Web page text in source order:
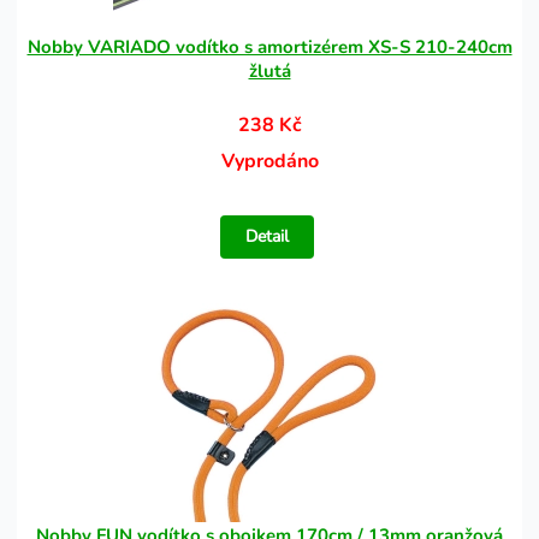
Nobby VARIADO vodítko s amortizérem XS-S 210-240cm
žlutá
238 Kč
Vyprodáno
Detail